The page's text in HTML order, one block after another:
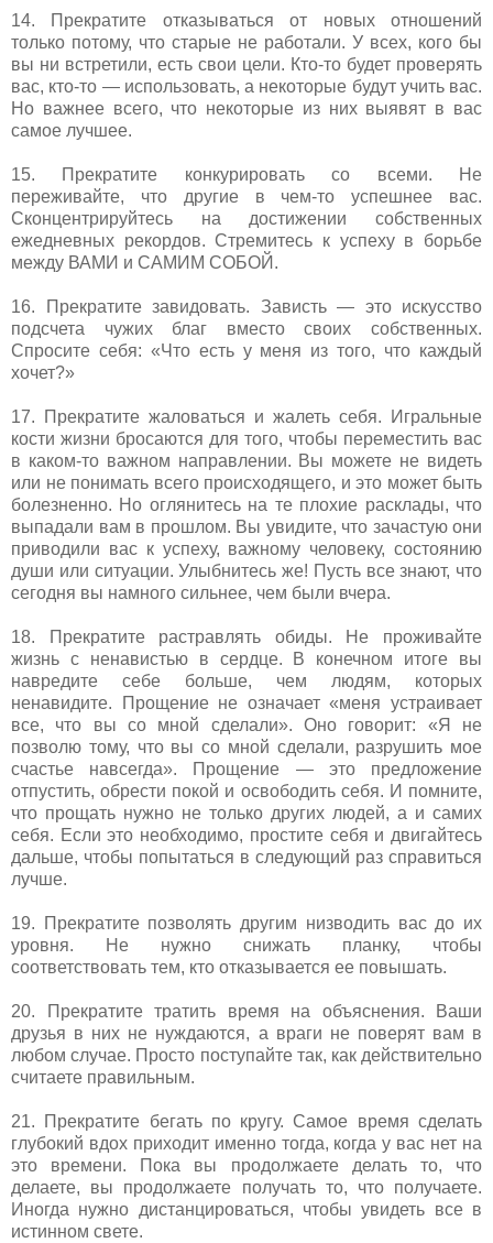
14. Прекратите отказываться от новых отношений
только потому, что старые не работали. У всех, кого бы
вы ни встретили, есть свои цели. Кто-то будет проверять
вас, кто-то — использовать, а некоторые будут учить вас.
Но важнее всего, что некоторые из них выявят в вас
самое лучшее.
15. Прекратите конкурировать со всеми. Не
переживайте, что другие в чем-то успешнее вас.
Сконцентрируйтесь на достижении собственных
ежедневных рекордов. Стремитесь к успеху в борьбе
между ВАМИ и САМИМ СОБОЙ.
16. Прекратите завидовать. Зависть — это искусство
подсчета чужих благ вместо своих собственных.
Спросите себя: «Что есть у меня из того, что каждый
хочет?»
17. Прекратите жаловаться и жалеть себя. Игральные
кости жизни бросаются для того, чтобы переместить вас
в каком-то важном направлении. Вы можете не видеть
или не понимать всего происходящего, и это может быть
болезненно. Но оглянитесь на те плохие расклады, что
выпадали вам в прошлом. Вы увидите, что зачастую они
приводили вас к успеху, важному человеку, состоянию
души или ситуации. Улыбнитесь же! Пусть все знают, что
сегодня вы намного сильнее, чем были вчера.
18. Прекратите растравлять обиды. Не проживайте
жизнь с ненавистью в сердце. В конечном итоге вы
навредите себе больше, чем людям, которых
ненавидите. Прощение не означает «меня устраивает
все, что вы со мной сделали». Оно говорит: «Я не
позволю тому, что вы со мной сделали, разрушить мое
счастье навсегда». Прощение — это предложение
отпустить, обрести покой и освободить себя. И помните,
что прощать нужно не только других людей, а и самих
себя. Если это необходимо, простите себя и двигайтесь
дальше, чтобы попытаться в следующий раз справиться
лучше.
19. Прекратите позволять другим низводить вас до их
уровня. Не нужно снижать планку, чтобы
соответствовать тем, кто отказывается ее повышать.
20. Прекратите тратить время на объяснения. Ваши
друзья в них не нуждаются, а враги не поверят вам в
любом случае. Просто поступайте так, как действительно
считаете правильным.
21. Прекратите бегать по кругу. Самое время сделать
глубокий вдох приходит именно тогда, когда у вас нет на
это времени. Пока вы продолжаете делать то, что
делаете, вы продолжаете получать то, что получаете.
Иногда нужно дистанцироваться, чтобы увидеть все в
истинном свете.